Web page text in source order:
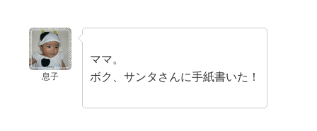
息子
ママ。
ボク、サンタさんに手紙書いた！